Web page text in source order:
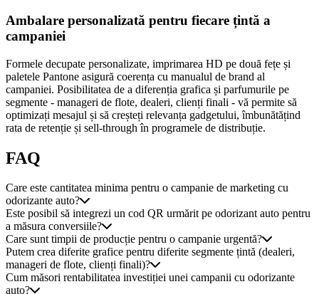
Ambalare personalizată pentru fiecare țintă a
campaniei
Formele decupate personalizate, imprimarea HD pe două fețe și
paletele Pantone asigură coerența cu manualul de brand al
campaniei. Posibilitatea de a diferenția grafica și parfumurile pe
segmente - manageri de flote, dealeri, clienți finali - vă permite să
optimizați mesajul și să creșteți relevanța gadgetului, îmbunătățind
rata de retenție și sell-through în programele de distribuție.
FAQ
Care este cantitatea minima pentru o campanie de marketing cu
odorizante auto?
Este posibil să integrezi un cod QR urmărit pe odorizant auto pentru
a măsura conversiile?
Care sunt timpii de producție pentru o campanie urgentă?
Putem crea diferite grafice pentru diferite segmente țintă (dealeri,
manageri de flote, clienți finali)?
Cum măsori rentabilitatea investiției unei campanii cu odorizante
auto?